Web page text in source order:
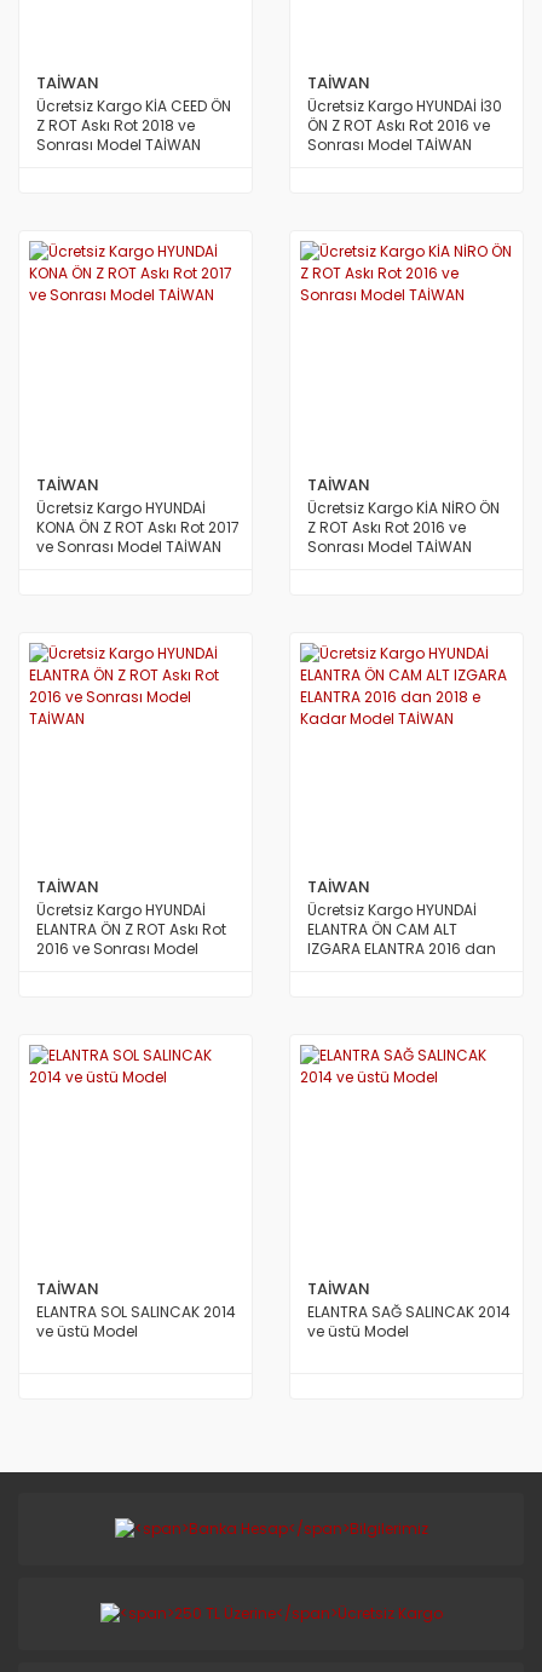
TAİWAN
Ücretsiz Kargo KİA CEED ÖN
Z ROT Askı Rot 2018 ve
Sonrası Model TAİWAN
TAİWAN
Ücretsiz Kargo HYUNDAİ İ30
ÖN Z ROT Askı Rot 2016 ve
Sonrası Model TAİWAN
TAİWAN
Ücretsiz Kargo HYUNDAİ
KONA ÖN Z ROT Askı Rot 2017
ve Sonrası Model TAİWAN
TAİWAN
Ücretsiz Kargo KİA NİRO ÖN
Z ROT Askı Rot 2016 ve
Sonrası Model TAİWAN
TAİWAN
Ücretsiz Kargo HYUNDAİ
ELANTRA ÖN Z ROT Askı Rot
2016 ve Sonrası Model
TAİWAN
Ücretsiz Kargo HYUNDAİ
ELANTRA ÖN CAM ALT
IZGARA ELANTRA 2016 dan
TAİWAN
ELANTRA SOL SALINCAK 2014
ve üstü Model
TAİWAN
ELANTRA SAĞ SALINCAK 2014
ve üstü Model